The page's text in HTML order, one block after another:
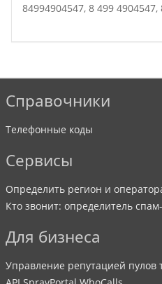
84994904547, 8 499 4904547,
Справочники
Телефонные коды
Сервисы
Определить регион и
Кто звонит: определитель
Для бизнеса
Управление репутацией